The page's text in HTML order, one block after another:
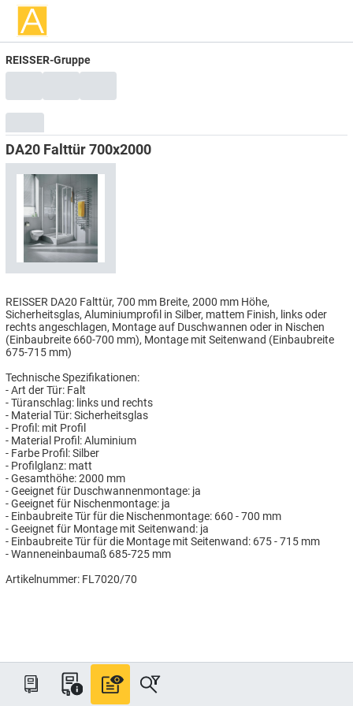
REISSER-Gruppe
DA20 Falttür 700x2000
REISSER DA20 Falttür, 700 mm Breite, 2000 mm Höhe,
Sicherheitsglas, Aluminiumprofil in Silber, mattem Finish, links oder
rechts angeschlagen, Montage auf Duschwannen oder in Nischen
(Einbaubreite 660-700 mm), Montage mit Seitenwand (Einbaubreite
675-715 mm)
Technische Spezifikationen:
- Art der Tür: Falt
- Türanschlag: links und rechts
- Material Tür: Sicherheitsglas
- Profil: mit Profil
- Material Profil: Aluminium
- Farbe Profil: Silber
- Profilglanz: matt
- Gesamthöhe: 2000 mm
- Geeignet für Duschwannenmontage: ja
- Geeignet für Nischenmontage: ja
- Einbaubreite Tür für die Nischenmontage: 660 - 700 mm
- Geeignet für Montage mit Seitenwand: ja
- Einbaubreite Tür für die Montage mit Seitenwand: 675 - 715 mm
- Wanneneinbaumaß 685-725 mm
Artikelnummer: FL7020/70